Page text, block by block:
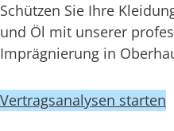
Schützen Sie Ihre
und Öl mit unserer
Imprägnierung in
Vertragsanalysen starten